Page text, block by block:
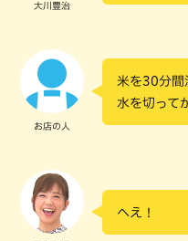
大川豊治
お店の人
米を30分間
水を切って
へえ！